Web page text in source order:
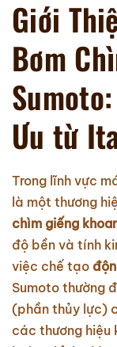
Giới
Bơm
Ưu từ
Trong lĩnh vực
là một thương
chìm giếng
độ bền và tính
việc chế tạo
Sumoto thường
(phần thủy lực)
các thương hiệu